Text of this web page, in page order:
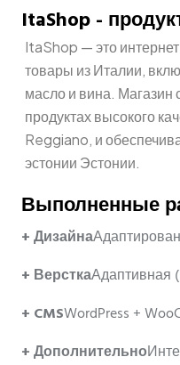
ItaShop -
ItaShop — это
товары из Италии,
масло и вина. Магазин
продуктах высокого
Reggiano, и
эстонии Эстонии.
Выполненные
+ Дизайна
+ ВерсткаАдаптивная
+ CMSWordPress +
+ Дополнительно